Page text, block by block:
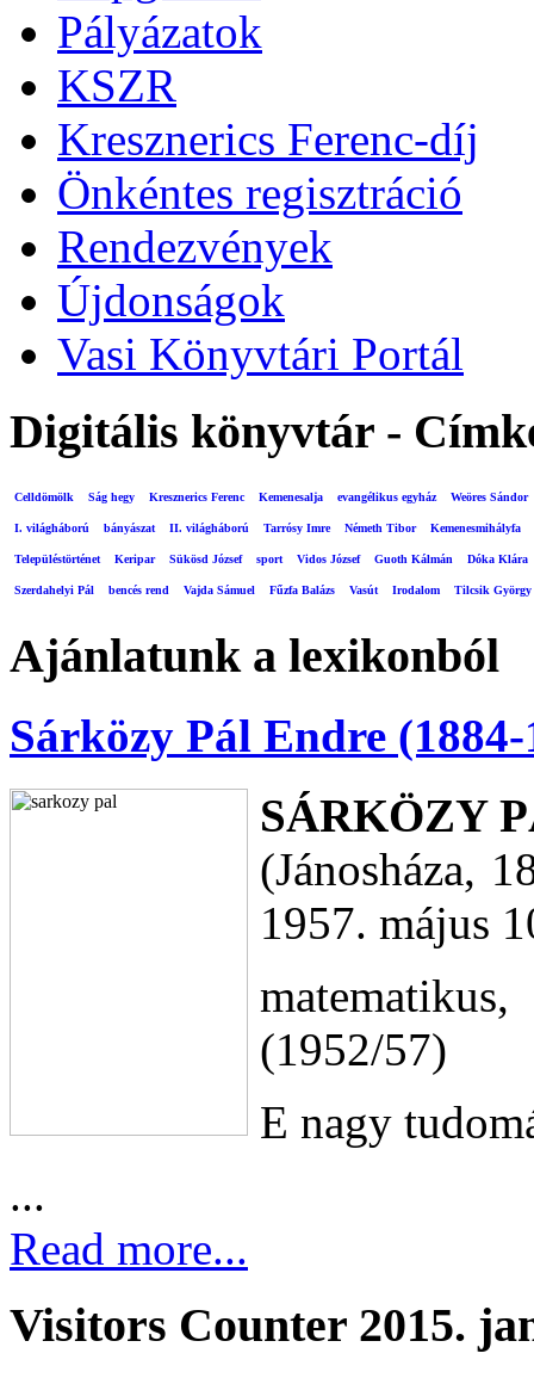
Pályázatok
KSZR
Kresznerics Ferenc-díj
Önkéntes regisztráció
Rendezvények
Újdonságok
Vasi Könyvtári Portál
Digitális könyvtár -
Celldömölk Ság hegy Kresznerics Ferenc Kemenesalja evangélikus egyház Weöres Sándor
I. világháború bányászat II. világháború Tarrósy Imre Németh Tibor Kemenesmihályfa
Településtörténet Keripar Sükösd József sport Vidos József Guoth Kálmán Dóka Klára
Szerdahelyi Pál bencés rend Vajda Sámuel Fűzfa Balázs Vasút Irodalom Tilcsik György
Ajánlatunk a lexikonból
Sárközy Pál Endre (1884-
SÁRKÖZY
(Jánosháza,
1957. május
(1952/57)
E nagy
...
Read more...
Visitors Counter 2015.